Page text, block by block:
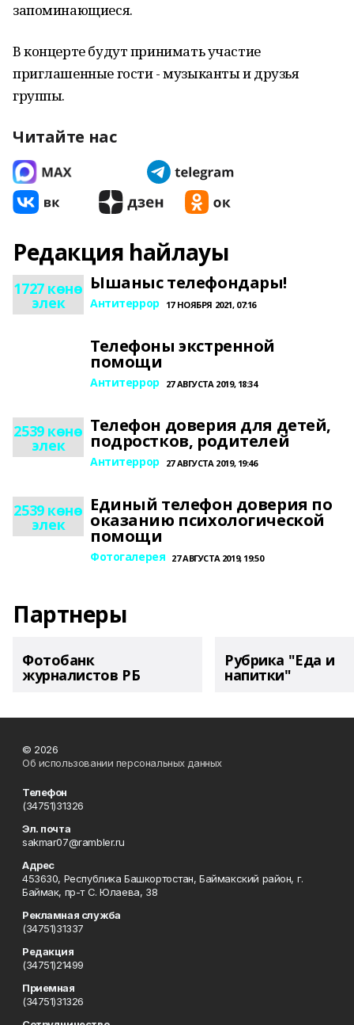
запоминающиеся.
В концерте будут принимать участие
приглашенные гости - музыканты и друзья
группы.
Читайте нас
Редакция һайлауы
1727 көнө
элек
Ышаныс телефондары!
Антитеррор 17 НОЯБРЯ 2021, 07:16
Телефоны экстренной
помощи
Антитеррор 27 АВГУСТА 2019, 18:34
2539 көнө
элек
Телефон доверия для детей,
подростков, родителей
Антитеррор 27 АВГУСТА 2019, 19:46
2539 көнө
элек
Единый телефон доверия по
оказанию психологической
помощи
Фотогалерея 27 АВГУСТА 2019, 19:50
Партнеры
Фотобанк
журналистов РБ
Рубрика "Еда и
напитки"
© 2026
Об использовании персональных данных
Телефон
(34751)31326
Эл. почта
sakmar07@rambler.ru
Адрес
453630, Республика Башкортостан, Баймакский район, г.
Баймак, пр-т С. Юлаева, 38
Рекламная служба
(34751)31337
Редакция
(34751)21499
Приемная
(34751)31326